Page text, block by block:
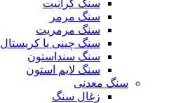
سنگ گرانیت
سنگ مرمر
سنگ مرمریت
سنگ چینی یا کریستال
سنگ سنداستون
سنگ لایم استون
سنگ معدنی
زغال سنگ